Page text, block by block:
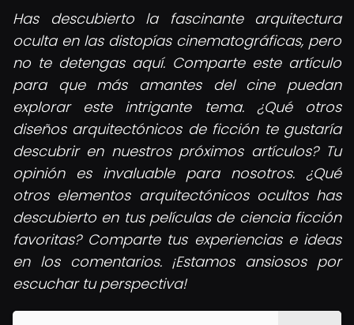
Has descubierto la fascinante arquitectura
oculta en las distopías cinematográficas, pero
no te detengas aquí. Comparte este artículo
para que más amantes del cine puedan
explorar este intrigante tema. ¿Qué otros
diseños arquitectónicos de ficción te gustaría
descubrir en nuestros próximos artículos? Tu
opinión es invaluable para nosotros. ¿Qué
otros elementos arquitectónicos ocultos has
descubierto en tus películas de ciencia ficción
favoritas? Comparte tus experiencias e ideas
en los comentarios. ¡Estamos ansiosos por
escuchar tu perspectiva!